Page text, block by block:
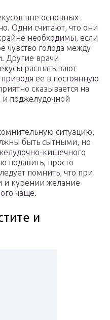
вне основных
Одни считают, что они
необходимы, если
чувство голода между
Другие врачи
расшатывают
ее в постоянную
сказывается на
и поджелудочной
ситуацию,
быть сытными, но
кишечного
подавить, просто
помнить, что при
и курении желание
чаще.
и